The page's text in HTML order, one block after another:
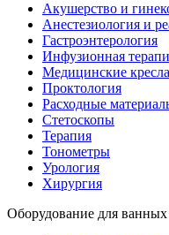
Акушерство и
Анестезиология и
Гастроэнтерология
Инфузионная
Медицинские кресла
Проктология
Расходные
Стетоскопы
Терапия
Тонометры
Урология
Хирургия
Оборудование для ванных